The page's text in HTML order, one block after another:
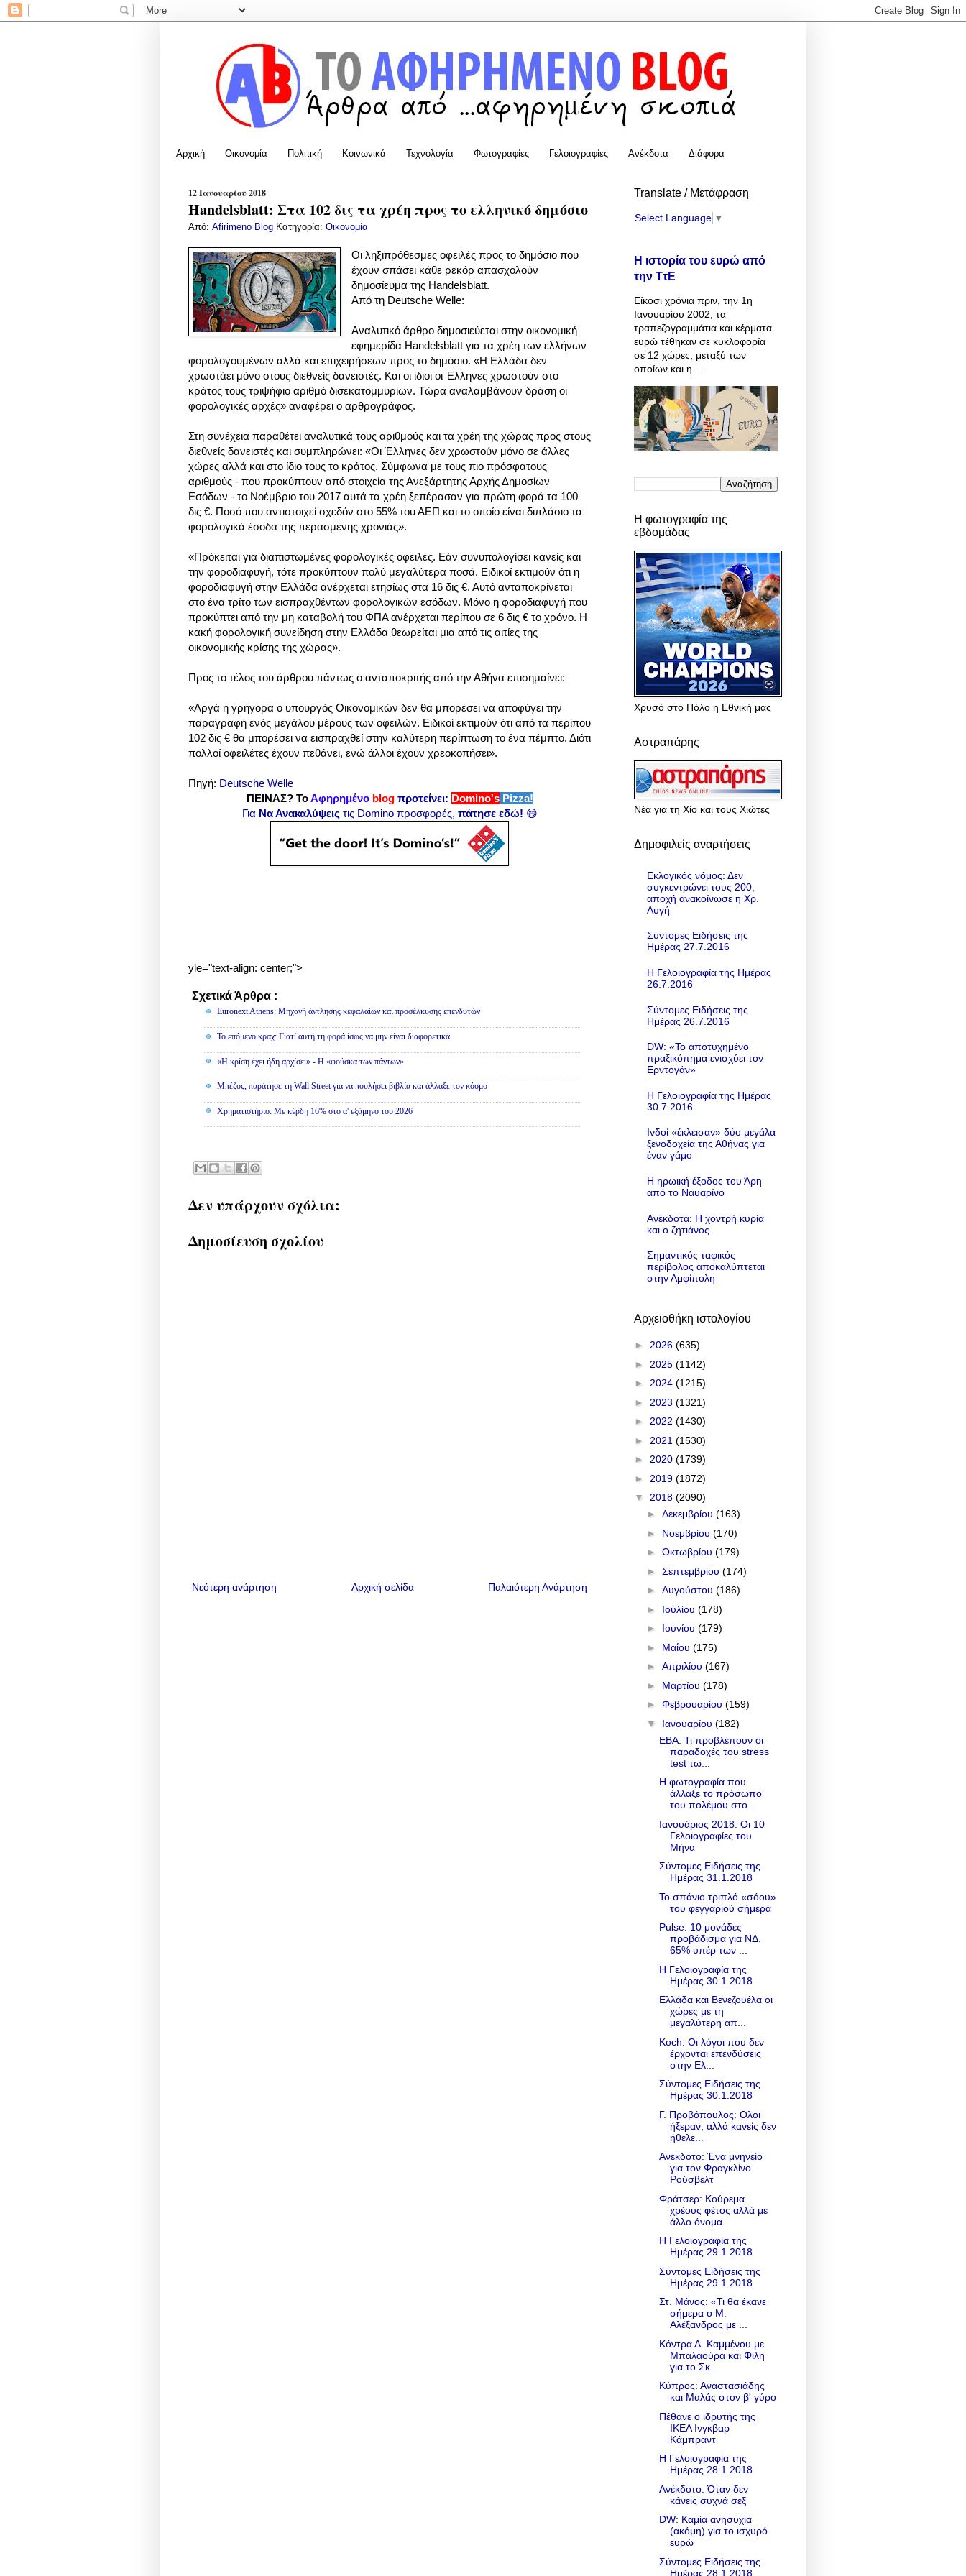
Αρχική Οικονομία Πολιτική Κοινωνικά Τεχνολογία Φωτογραφίες Γελοιογραφίες Ανέκδοτα Διάφορα
12 Ιανουαρίου 2018
Handelsblatt: Στα 102 δις τα χρέη προς το ελληνικό δημόσιο
Από: Afirimeno Blog Κατηγορία: Οικονομία
Οι ληξιπρόθεσμες οφειλές προς το δημόσιο που
έχουν σπάσει κάθε ρεκόρ απασχολούν
δημοσίευμα της Handelsblatt.
Από τη Deutsche Welle:
Αναλυτικό άρθρο δημοσιεύεται στην οικονομική
εφημερίδα Handelsblatt για τα χρέη των ελλήνων
φορολογουμένων αλλά και επιχειρήσεων προς το δημόσιο. «Η Ελλάδα δεν
χρωστάει μόνο στους διεθνείς δανειστές. Και οι ίδιοι οι Έλληνες χρωστούν στο
κράτος τους τριψήφιο αριθμό δισεκατομμυρίων. Τώρα αναλαμβάνουν δράση οι
φορολογικές αρχές» αναφέρει ο αρθρογράφος.
Στη συνέχεια παραθέτει αναλυτικά τους αριθμούς και τα χρέη της χώρας προς στους
διεθνείς δανειστές και συμπληρώνει: «Οι Έλληνες δεν χρωστούν μόνο σε άλλες
χώρες αλλά και στο ίδιο τους το κράτος. Σύμφωνα με τους πιο πρόσφατους
αριθμούς - που προκύπτουν από στοιχεία της Ανεξάρτητης Αρχής Δημοσίων
Εσόδων - το Νοέμβριο του 2017 αυτά τα χρέη ξεπέρασαν για πρώτη φορά τα 100
δις €. Ποσό που αντιστοιχεί σχεδόν στο 55% του ΑΕΠ και το οποίο είναι διπλάσιο τα
φορολογικά έσοδα της περασμένης χρονιάς».
«Πρόκειται για διαπιστωμένες φορολογικές οφειλές. Εάν συνυπολογίσει κανείς και
την φοροδιαφυγή, τότε προκύπτουν πολύ μεγαλύτερα ποσά. Ειδικοί εκτιμούν ότι η
φοροδιαφυγή στην Ελλάδα ανέρχεται ετησίως στα 16 δις €. Αυτό ανταποκρίνεται
στο ένα τρίτο των εισπραχθέντων φορολογικών εσόδων. Μόνο η φοροδιαφυγή που
προκύπτει από την μη καταβολή του ΦΠΑ ανέρχεται περίπου σε 6 δις € το χρόνο. Η
κακή φορολογική συνείδηση στην Ελλάδα θεωρείται μια από τις αιτίες της
οικονομικής κρίσης της χώρας».
Προς το τέλος του άρθρου πάντως ο ανταποκριτής από την Αθήνα επισημαίνει:
«Αργά η γρήγορα ο υπουργός Οικονομικών δεν θα μπορέσει να αποφύγει την
παραγραφή ενός μεγάλου μέρους των οφειλών. Ειδικοί εκτιμούν ότι από τα περίπου
102 δις € θα μπορέσει να εισπραχθεί στην καλύτερη περίπτωση το ένα πέμπτο. Διότι
πολλοί οφειλέτες έχουν πεθάνει, ενώ άλλοι έχουν χρεοκοπήσει».
Πηγή: Deutsche Welle
ΠΕΙΝΑΣ? ΤοΑφηρημένο blog προτείνει: Domino'sPizza!
Για Να Ανακαλύψεις τις Domino προσφορές, πάτησε εδώ! 😄
yle="text-align: center;">
Σχετικά Άρθρα :
Euronext Athens: Μηχανή άντλησης κεφαλαίων και προσέλκυσης επενδυτών
To επόμενο κραχ: Γιατί αυτή τη φορά ίσως να μην είναι διαφορετικά
«Η κρίση έχει ήδη αρχίσει» - Η «φούσκα των πάντων»
Μπέζος, παράτησε τη Wall Street για να πουλήσει βιβλία και άλλαξε τον κόσμο
Χρηματιστήριο: Με κέρδη 16% στο α' εξάμηνο του 2026
Δεν υπάρχουν σχόλια:
Δημοσίευση σχολίου
Νεότερη ανάρτηση Παλαιότερη Ανάρτηση
Αρχική σελίδα
Translate / Μετάφραση
Select Language ▼
Η ιστορία του ευρώ από
την ΤτΕ
Είκοσι χρόνια πριν, την 1η
Ιανουαρίου 2002, τα
τραπεζογραμμάτια και κέρματα
ευρώ τέθηκαν σε κυκλοφορία
σε 12 χώρες, μεταξύ των
οποίων και η ...
Η φωτογραφία της
εβδομάδας
Χρυσό στο Πόλο η Εθνική μας
Αστραπάρης
Νέα για τη Χίο και τους Χιώτες
Δημοφιλείς αναρτήσεις
Εκλογικός νόμος: Δεν
συγκεντρώνει τους 200,
αποχή ανακοίνωσε η Χρ.
Αυγή
Σύντομες Ειδήσεις της
Ημέρας 27.7.2016
Η Γελοιογραφία της Ημέρας
26.7.2016
Σύντομες Ειδήσεις της
Ημέρας 26.7.2016
DW: «To αποτυχημένο
πραξικόπημα ενισχύει τον
Ερντογάν»
Η Γελοιογραφία της Ημέρας
30.7.2016
Ινδοί «έκλεισαν» δύο μεγάλα
ξενοδοχεία της Αθήνας για
έναν γάμο
Η ηρωική έξοδος του Άρη
από το Ναυαρίνο
Ανέκδοτα: Η χοντρή κυρία
και ο ζητιάνος
Σημαντικός ταφικός
περίβολος αποκαλύπτεται
στην Αμφίπολη
Αρχειοθήκη ιστολογίου
► 2026 (635)
► 2025 (1142)
► 2024 (1215)
► 2023 (1321)
► 2022 (1430)
► 2021 (1530)
► 2020 (1739)
► 2019 (1872)
▼ 2018 (2090)
► Δεκεμβρίου (163)
► Νοεμβρίου (170)
► Οκτωβρίου (179)
► Σεπτεμβρίου (174)
► Αυγούστου (186)
► Ιουλίου (178)
► Ιουνίου (179)
► Μαΐου (175)
► Απριλίου (167)
► Μαρτίου (178)
► Φεβρουαρίου (159)
▼ Ιανουαρίου (182)
EBA: Τι προβλέπουν οι
παραδοχές του stress
test τω...
Η φωτογραφία που
άλλαξε το πρόσωπο
του πολέμου στο...
Ιανουάριος 2018: Οι 10
Γελοιογραφίες του
Μήνα
Σύντομες Ειδήσεις της
Ημέρας 31.1.2018
Το σπάνιο τριπλό «σόου»
του φεγγαριού σήμερα
Pulse: 10 μονάδες
προβάδισμα για ΝΔ.
65% υπέρ των ...
Η Γελοιογραφία της
Ημέρας 30.1.2018
Ελλάδα και Βενεζουέλα οι
χώρες με τη
μεγαλύτερη απ...
Koch: Οι λόγοι που δεν
έρχονται επενδύσεις
στην Ελ...
Σύντομες Ειδήσεις της
Ημέρας 30.1.2018
Γ. Προβόπουλος: Ολοι
ήξεραν, αλλά κανείς δεν
ήθελε...
Ανέκδοτο: Ένα μνηνείο
για τον Φραγκλίνο
Ρούσβελτ
Φράτσερ: Κούρεμα
χρέους φέτος αλλά με
άλλο όνομα
Η Γελοιογραφία της
Ημέρας 29.1.2018
Σύντομες Ειδήσεις της
Ημέρας 29.1.2018
Στ. Μάνος: «Τι θα έκανε
σήμερα ο Μ.
Αλέξανδρος με ...
Κόντρα Δ. Καμμένου με
Μπαλαούρα και Φίλη
για το Σκ...
Κύπρος: Αναστασιάδης
και Μαλάς στον β' γύρο
Πέθανε ο ιδρυτής της
IKEA Ινγκβαρ
Κάμπραντ
Η Γελοιογραφία της
Ημέρας 28.1.2018
Ανέκδοτο: Όταν δεν
κάνεις συχνά σεξ
DW: Καμία ανησυχία
(ακόμη) για το ισχυρό
ευρώ
Σύντομες Ειδήσεις της
Ημέρας 28.1.2018